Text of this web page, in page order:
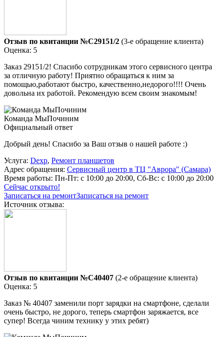
Отзыв по квитанции №C29151/2 (3-е обращение клиента)
Оценка: 5
Заказ 29151/2! Спасибо сотрудникам этого сервисного центра
за отличную работу! Приятно обращаться к ним за
помощью,работают быстро, качественно,недорого!!!! Очень
довольна их работой. Рекомендую всем своим знакомым!
Команда МыПочиним
Официальный ответ
Добрый день! Спасибо за Ваш отзыв о нашей работе :)
Услуга: Dexp, Ремонт планшетов
Адрес обращения: Сервисный центр в ТЦ "Аврора" (Самара)
Время работы: Пн-Пт: с 10:00 до 20:00, Сб-Вс: с 10:00 до 20:00
Сейчас открыто!
Записаться на ремонтЗаписаться на ремонт
Источник отзыва:
Отзыв по квитанции №C40407 (2-е обращение клиента)
Оценка: 5
Заказ № 40407 заменили порт зарядки на смартфоне, сделали
очень быстро, не дорого, теперь смартфон заряжается, все
супер! Всегда чиним технику у этих ребят)